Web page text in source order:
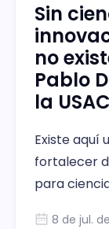
Sin
no
Pablo
la
Existe aquí
fortalecer
para
8 de jul.